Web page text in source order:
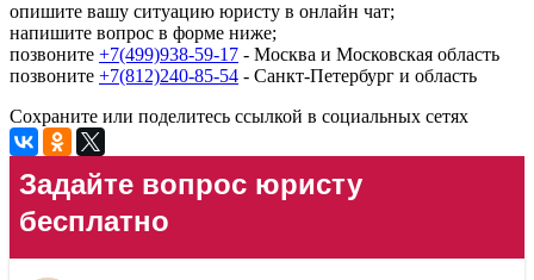
опишите вашу ситуацию юристу в онлайн чат;
напишите вопрос в форме ниже;
позвоните +7(499)938-59-17 - Москва и Московская область
позвоните +7(812)240-85-54 - Санкт-Петербург и область
Сохраните или поделитесь ссылкой в социальных сетях